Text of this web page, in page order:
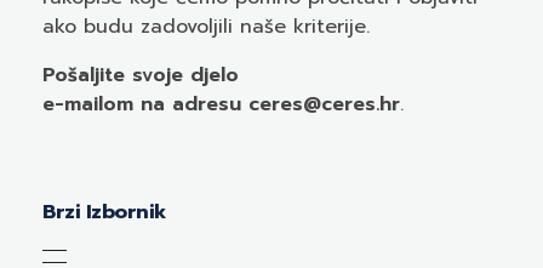
ako budu zadovoljili naše kriterije.
Pošaljite svoje djelo
e-mailom na adresu ceres@ceres.hr.
Brzi Izbornik